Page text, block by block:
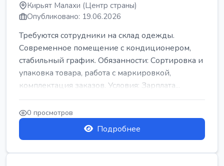
Кирьят Малахи (Центр страны)
Опубликовано: 19.06.2026
Требуются сотрудники на склад одежды.
Современное помещение с кондиционером,
стабильный график. Обязанности: Сортировка и
упаковка товара, работа с маркировкой,
комплектация заказов. Условия: Зарплата...
0 просмотров
Подробнее